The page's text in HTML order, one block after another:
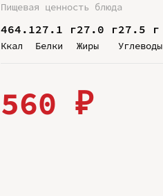
Пищевая ценность блюда
464.1
Ккал
27.1 г
Белки
27.0 г
Жиры
27.5 г
Углеводы
560 ₽